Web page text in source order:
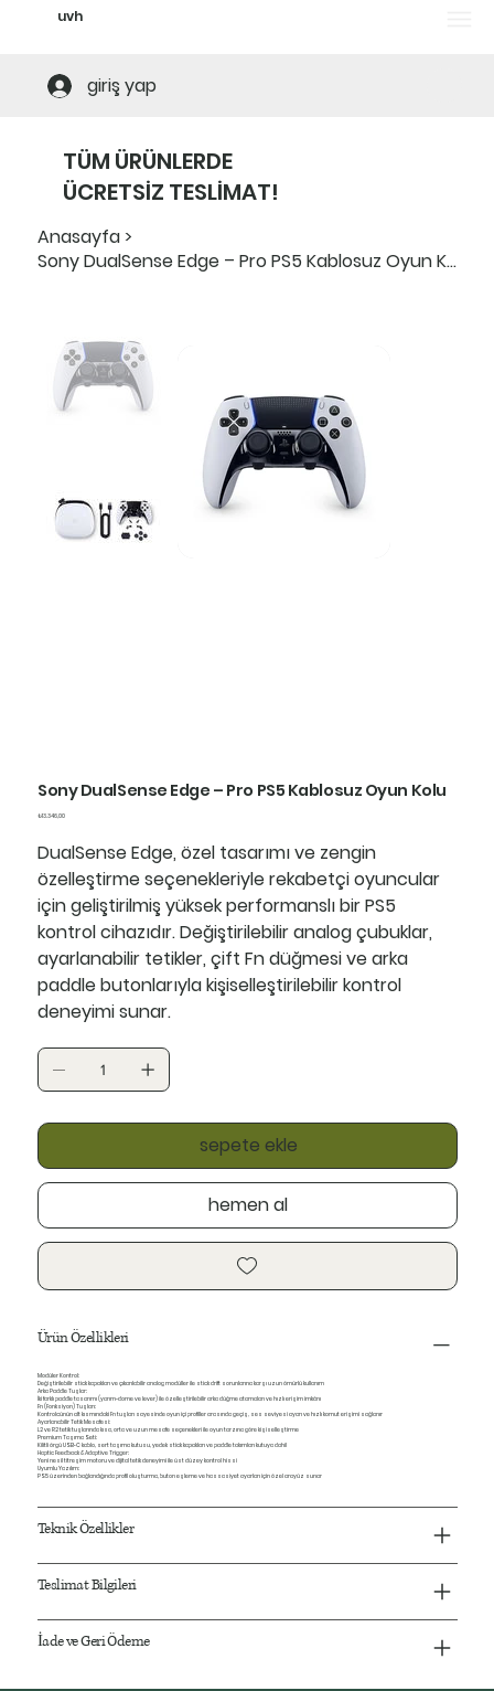
uvh
giriş yap
TÜM ÜRÜNLERDE
ÜCRETSİZ TESLİMAT!
Anasayfa >
Sony DualSense Edge – Pro PS5 Kablosuz Oyun Kolu
Sony DualSense Edge – Pro PS5 Kablosuz Oyun Kolu
Fiyat
₺13.346,00
DualSense Edge, özel tasarımı ve zengin
özelleştirme seçenekleriyle rekabetçi oyuncular
için geliştirilmiş yüksek performanslı bir PS5
kontrol cihazıdır. Değiştirilebilir analog çubuklar,
ayarlanabilir tetikler, çift Fn düğmesi ve arka
paddle butonlarıyla kişiselleştirilebilir kontrol
deneyimi sunar.
sepete ekle
hemen al
Ürün Özellikleri
Modüler Kontrol:
Değiştirilebilir stick kapakları ve çıkarılabilir analog modüller ile stick drift sorunlarına karşı uzun ömürlü kullanım
Arka Paddle Tuşlar:
İki farklı paddle tasarımı (yarım-dome ve lever) ile özelleştirilebilir arka düğme atamaları ve hızlı erişim imkânı
Fn (Fonksiyon) Tuşları:
Kontrolcünün alt kısmındaki Fn tuşları sayesinde oyun içi profiller arasında geçiş, ses seviyesi ayarı ve hızlı komut erişimi sağlanır
Ayarlanabilir Tetik Mesafesi:
L2 ve R2 tetik tuşlarında kısa, orta ve uzun mesafe seçenekleri ile oyun tarzına göre kişiselleştirme
Premium Taşıma Seti:
Kilitli örgü USB‑C kablo, sert taşıma kutusu, yedek stick kapakları ve paddle takımları kutuya dahil
Haptic Feedback & Adaptive Trigger:
Yeni nesil titreşim motoru ve dijital tetik deneyimi ile üst düzey kontrol hissi
Uyumlu Yazılım:
PS5 üzerinden bağlandığında profil oluşturma, buton eşleme ve hassasiyet ayarları için özel arayüz sunar
Teknik Özellikler
Teslimat Bilgileri
İade ve Geri Ödeme